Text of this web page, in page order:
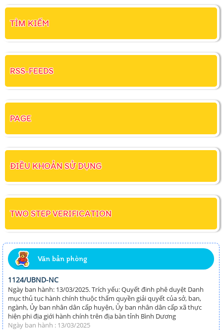
TÌM KIẾM
RSS-FEEDS
PAGE
ĐIỀU KHOẢN SỬ DỤNG
TWO STEP VERIFICATION
Văn bản phòng
1124/UBND-NC
Ngày ban hành: 13/03/2025. Trích yếu: Quyết đinh phê duyệt Danh
mục thủ tục hành chính thuộc thẩm quyền giải quyết của sở, ban,
ngành, Ủy ban nhân dân cấp huyện, Ủy ban nhân dân cấp xã thực
hiện phi địa giới hành chính trên địa bàn tỉnh Bình Dương
Ngày ban hành : 13/03/2025